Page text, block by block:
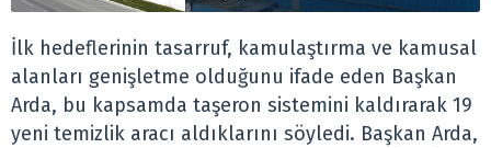
İlk hedeflerinin tasarruf, kamulaştırma ve kamusal
alanları genişletme olduğunu ifade eden Başkan
Arda, bu kapsamda taşeron sistemini kaldırarak 19
yeni temizlik aracı aldıklarını söyledi. Başkan Arda,